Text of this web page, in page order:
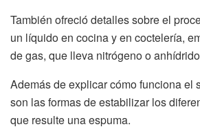
También ofreció detalles sobre el
un líquido en cocina y en coctelería,
de gas, que lleva nitrógeno o
Además de explicar cómo funciona el
son las formas de estabilizar los
que resulte una espuma.